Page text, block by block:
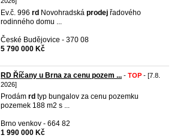
Ev.č. 996 rd Novohradská prodej řadového
rodinného domu ...
České Budějovice - 370 08
5 790 000 Kč
RD Říčany u Brna za cenu pozem ... - TOP - [7.8.
2026]
Prodám rd typ bungalov za cenu pozemku
pozemek 188 m2 s ...
Brno venkov - 664 82
1 990 000 Kč